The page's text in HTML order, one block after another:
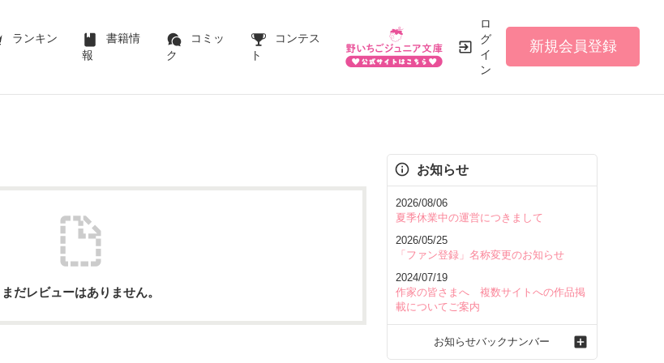
ランキン
書籍情
報
コミッ
ク
コンテス
ト
ロ
グ
イ
ン
新規会員登録
まだレビューはありません。
お知らせ
2026/08/06
夏季休業中の運営につきまして
2026/05/25
「ファン登録」名称変更のお知らせ
2024/07/19
作家の皆さまへ 複数サイトへの作品掲
載についてご案内
お知らせバックナンバー